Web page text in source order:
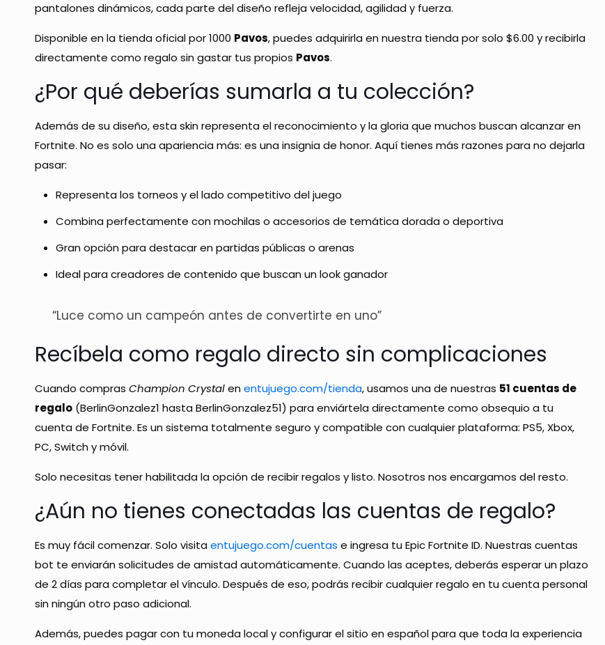
pantalones dinámicos, cada parte del diseño refleja velocidad, agilidad y fuerza.
Disponible en la tienda oficial por 1000 Pavos, puedes adquirirla en nuestra tienda por solo $6.00 y recibirla
directamente como regalo sin gastar tus propios Pavos.
¿Por qué deberías sumarla a tu colección?
Además de su diseño, esta skin representa el reconocimiento y la gloria que muchos buscan alcanzar en
Fortnite. No es solo una apariencia más: es una insignia de honor. Aquí tienes más razones para no dejarla
pasar:
Representa los torneos y el lado competitivo del juego
Combina perfectamente con mochilas o accesorios de temática dorada o deportiva
Gran opción para destacar en partidas públicas o arenas
Ideal para creadores de contenido que buscan un look ganador
“Luce como un campeón antes de convertirte en uno”
Recíbela como regalo directo sin complicaciones
Cuando comprasChampion Crystalenentujuego.com/tienda, usamos una de nuestras 51 cuentas de
regalo (BerlinGonzalez1 hasta BerlinGonzalez51) para enviártela directamente como obsequio a tu
cuenta de Fortnite. Es un sistema totalmente seguro y compatible con cualquier plataforma: PS5, Xbox,
PC, Switch y móvil.
Solo necesitas tener habilitada la opción de recibir regalos y listo. Nosotros nos encargamos del resto.
¿Aún no tienes conectadas las cuentas de regalo?
Es muy fácil comenzar. Solo visitaentujuego.com/cuentas e ingresa tu Epic Fortnite ID. Nuestras cuentas
bot te enviarán solicitudes de amistad automáticamente. Cuando las aceptes, deberás esperar un plazo
de 2 días para completar el vínculo. Después de eso, podrás recibir cualquier regalo en tu cuenta personal
sin ningún otro paso adicional.
Además, puedes pagar con tu moneda local y configurar el sitio en español para que toda la experiencia